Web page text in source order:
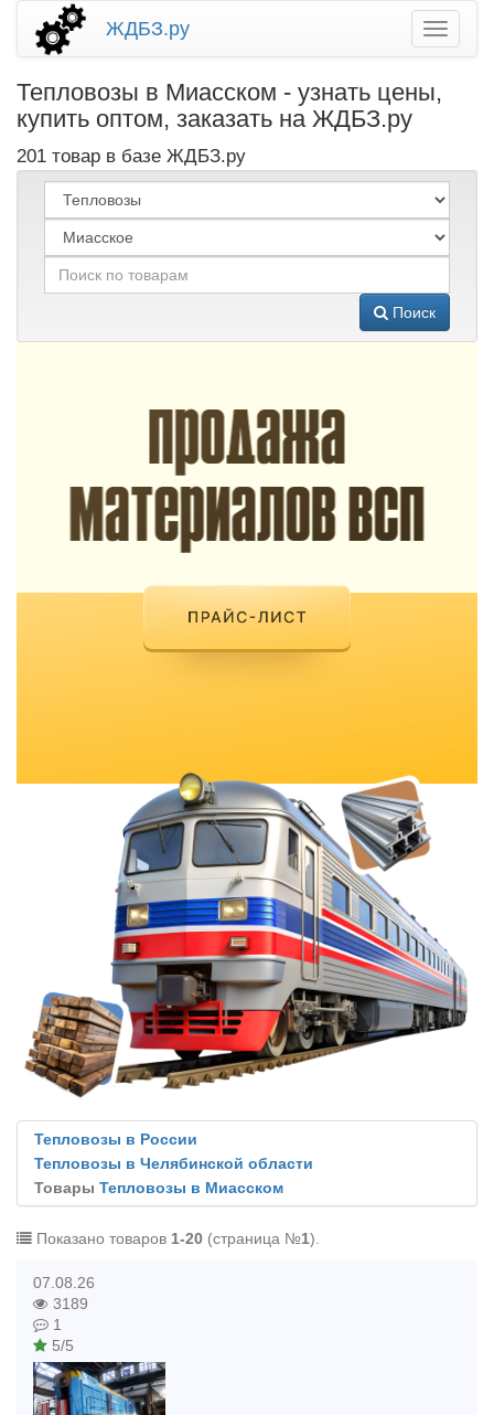
ЖДБЗ.ру
Тепловозы в Миасском - узнать цены,
купить оптом, заказать на ЖДБЗ.ру
201 товар в базе ЖДБЗ.ру
Поиск
Тепловозы в России
Тепловозы в Челябинской области
Товары Тепловозы в Миасском
Показано товаров 1-20 (страница №1).
07.08.26
3189
1
5/5